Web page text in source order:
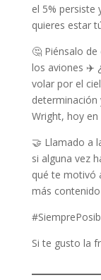
el 5% persiste
quieres estar
🤔 Piénsalo
los aviones ✈️
volar por el
determinación
Wright, hoy en
🤝 Llamado a
si alguna vez
qué te motivó
más
Si te gusto la